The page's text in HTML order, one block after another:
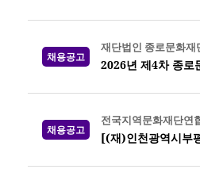
채용공고
재단법인 종로문화재
2026년 제4차 종로
채용공고
전국지역문화재단연
[(재)인천광역시부